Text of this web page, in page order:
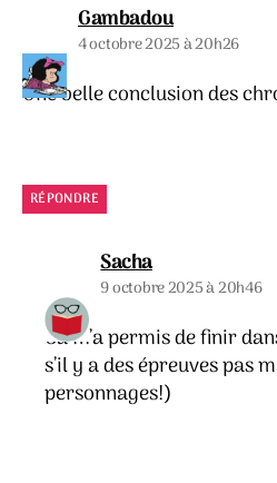
Gambadoudit :
4 octobre 2025 à 20h26
Une belle conclusion des
RÉPONDRE
Sachadit :
9 octobre 2025 à 20h46
Ca m’a permis de finir
s’il y a des épreuves pas
personnages!)